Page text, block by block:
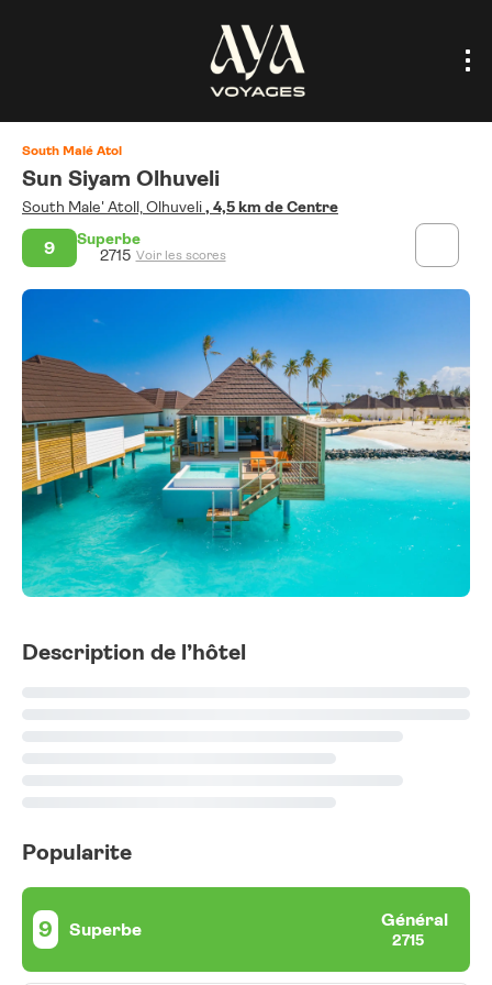
South Malé Atol
Sun Siyam Olhuveli
South Male' Atoll, Olhuveli, 4,5 km de Centre
9
Superbe
2715 Voir les scores
Description de l’hôtel
Popularite
9 Superbe Général
2715